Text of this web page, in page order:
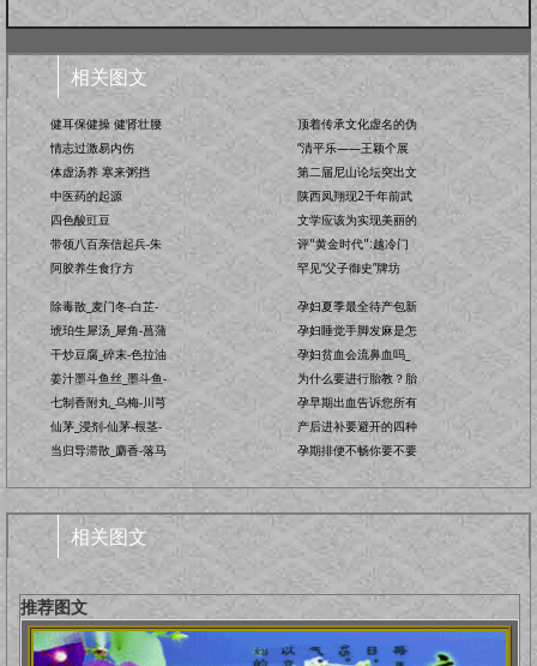
相关图文
健耳保健操 健肾壮腰
情志过激易内伤
体虚汤养 寒来粥挡
中医药的起源
四色酸豇豆
带领八百亲信起兵-朱
阿胶养生食疗方
顶着传承文化虚名的伪
“清平乐——王颖个展
第二届尼山论坛突出文
陕西凤翔现2千年前武
文学应该为实现美丽的
评"黄金时代":越冷门
罕见“父子御史”牌坊
除毒散_麦门冬-白芷-
琥珀生犀汤_犀角-菖蒲
干炒豆腐_碎末-色拉油
姜汁墨斗鱼丝_墨斗鱼-
七制香附丸_乌梅-川芎
仙茅_浸剂-仙茅-根茎-
当归导滞散_麝香-落马
孕妇夏季最全待产包新
孕妇睡觉手脚发麻是怎
孕妇贫血会流鼻血吗_
为什么要进行胎教？胎
孕早期出血告诉您所有
产后进补要避开的四种
孕期排便不畅你要不要
相关图文
推荐图文